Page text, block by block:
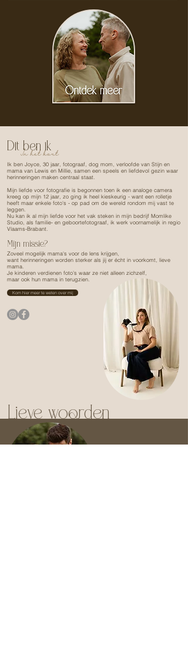
In het kort
Dit ben ik
Ik ben Joyce, 30 jaar, fotograaf, dog mom, verloofde van Stijn en
mama van Lewis en Millie, samen een speels en liefdevol gezin waar
herinneringen maken centraal staat.
Mijn liefde voor fotografie is begonnen toen ik een analoge camera
kreeg op mijn 12 jaar, zo ging ik heel kieskeurig - want een rolletje
heeft maar enkele foto's - op pad om de wereld rondom mij vast te
leggen.
Nu kan ik al mijn liefde voor het vak steken in mijn bedrijf Momlike
Studio, als familie- en geboortefotograaf, ik werk voornamelijk in regio
Vlaams-Brabant.
Mijn missie?
Zoveel mogelijk mama's voor de lens krijgen,
want herinneringen worden sterker als jij er écht in voorkomt, lieve
mama.
Je kinderen verdienen foto’s waar ze niet alleen zichzelf,
maar ook hun mama in terugzien.
Kom hier meer te weten over mij
Lieve woorden